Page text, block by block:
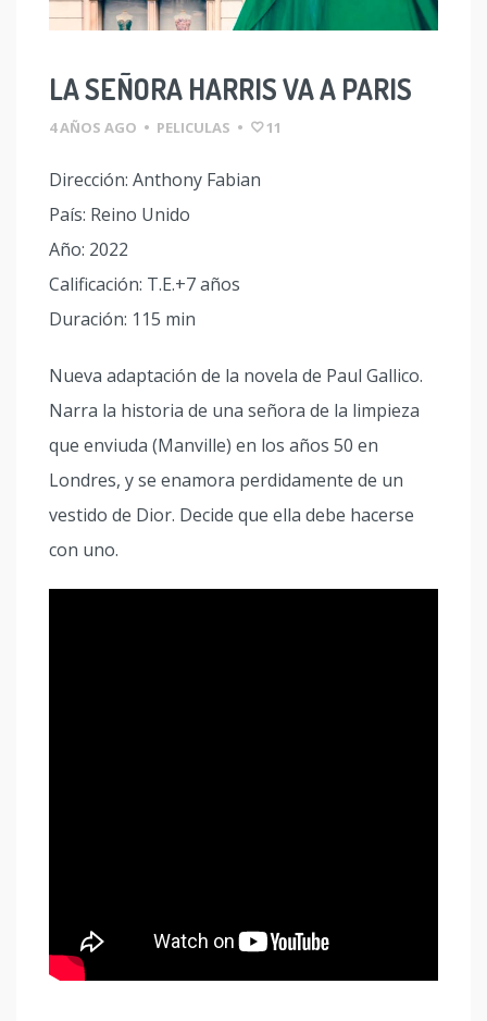
LA SEÑORA HARRIS VA A PARIS
4 AÑOS AGO • PELICULAS • 11
Dirección: Anthony Fabian
País: Reino Unido
Año: 2022
Calificación: T.E.+7 años
Duración: 115 min
Nueva adaptación de la novela de Paul Gallico.
Narra la historia de una señora de la limpieza
que enviuda (Manville) en los años 50 en
Londres, y se enamora perdidamente de un
vestido de Dior. Decide que ella debe hacerse
con uno.